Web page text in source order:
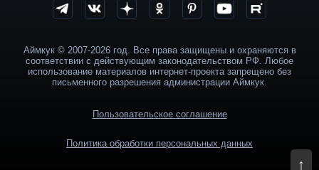
↑
Аймкук © 2007-2026 год. Все права защищены и охраняются в
соответствии с действующим законодательством РФ. Любое
использование материалов интернет-проекта запрещено без
письменного разрешения администрации Аймкук.
Пользовательское соглашение
Политика обработки персональных данных